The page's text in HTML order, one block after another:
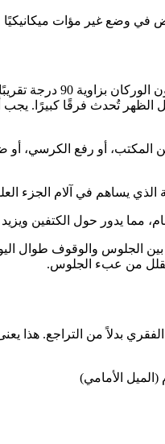
في وضع غير مؤات
يجب أن تكون قدميك
تُحدث فرقًا كبيرًا.
أو رفع الكرسي،
يساهم في آلام الجزء
مما يدور حول الكتفين
الجلوس والوقوف طوال
بدلاً من التراجع. هذا
الأمامي)